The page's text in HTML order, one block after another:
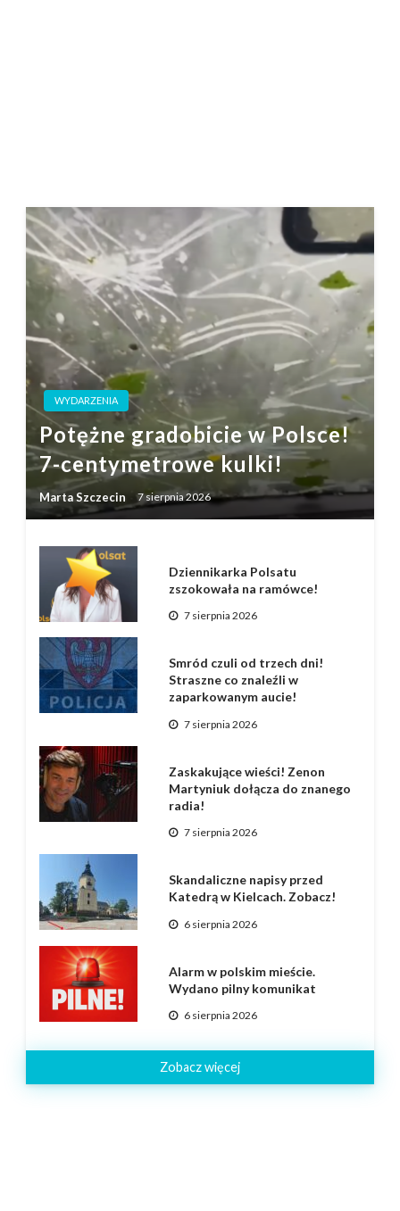
WYDARZENIA
Potężne gradobicie w Polsce!
7-centymetrowe kulki!
Marta Szczecin 7 sierpnia 2026
Dziennikarka Polsatu
zszokowała na ramówce!
7 sierpnia 2026
Smród czuli od trzech dni!
Straszne co znaleźli w
zaparkowanym aucie!
7 sierpnia 2026
Zaskakujące wieści! Zenon
Martyniuk dołącza do znanego
radia!
7 sierpnia 2026
Skandaliczne napisy przed
Katedrą w Kielcach. Zobacz!
6 sierpnia 2026
Alarm w polskim mieście.
Wydano pilny komunikat
6 sierpnia 2026
Zobacz więcej